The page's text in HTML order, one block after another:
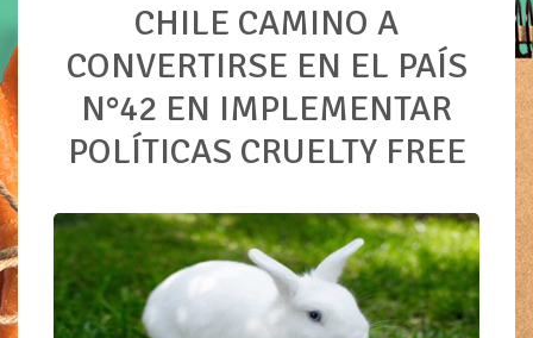
CHILE CAMINO A
CONVERTIRSE EN EL PAÍS
N°42 EN IMPLEMENTAR
POLÍTICAS CRUELTY FREE